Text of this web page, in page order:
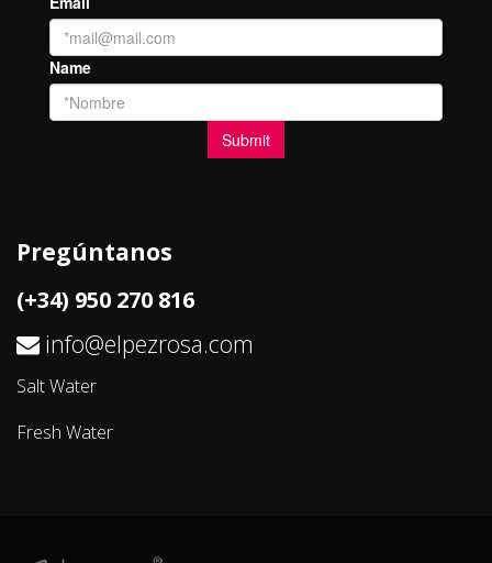
Pregúntanos
(+34) 950 270 816
info@elpezrosa.com
Salt Water
Fresh Water